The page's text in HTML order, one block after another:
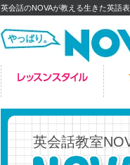
英会話のNOVAが教える生きた英語
英会話教室